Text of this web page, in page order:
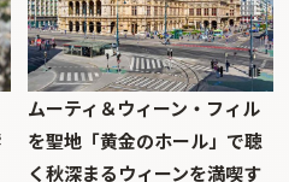
ムーティ＆ウィーン・フィル
を聖地「黄金のホール」で聴
く秋深まるウィーンを満喫す